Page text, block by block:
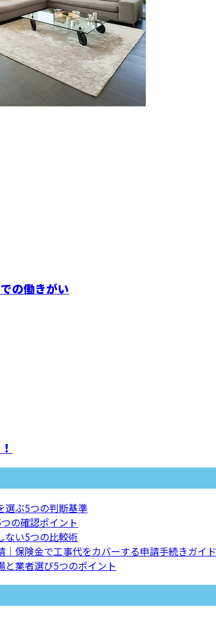
の働きがい
選ぶ5つの判断基準
の確認ポイント
ない5つの比較術
保険金で工事代をカバーする申請手続きガイド
業者選び5つのポイント